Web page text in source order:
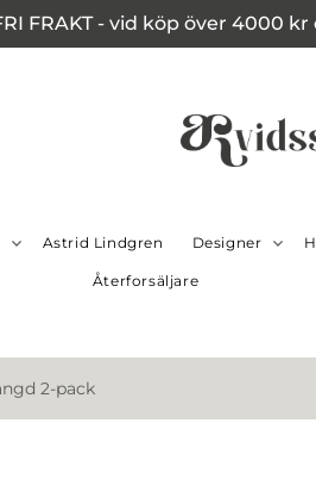
FRAKT - vid köp över 4000
Astrid Lindgren Designer
Återforsäljare
2-pack